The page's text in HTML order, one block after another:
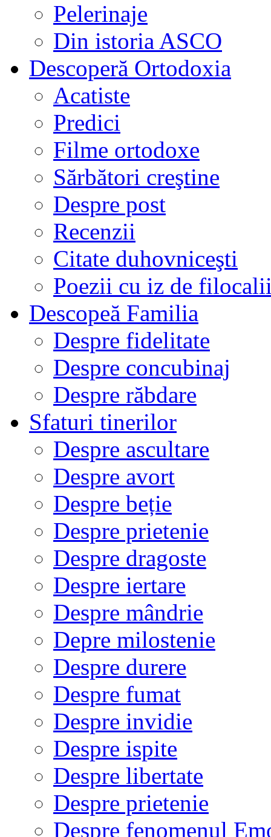
Pelerinaje
Din istoria ASCO
Descoperă Ortodoxia
Acatiste
Predici
Filme ortodoxe
Sărbători creştine
Despre post
Recenzii
Citate duhovniceşti
Poezii cu iz de
Descopeă Familia
Despre fidelitate
Despre concubinaj
Despre răbdare
Sfaturi tinerilor
Despre ascultare
Despre avort
Despre beție
Despre prietenie
Despre dragoste
Despre iertare
Despre mândrie
Depre milostenie
Despre durere
Despre fumat
Despre invidie
Despre ispite
Despre libertate
Despre prietenie
Despre fenomenul